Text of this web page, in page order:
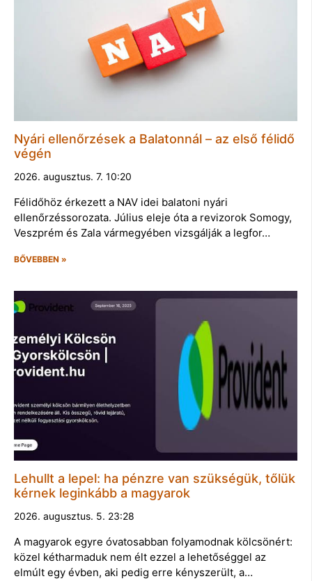
Nyári ellenőrzések a Balatonnál – az első félidő
végén
2026. augusztus. 7. 10:20
Félidőhöz érkezett a NAV idei balatoni nyári
ellenőrzéssorozata. Július eleje óta a revizorok Somogy,
Veszprém és Zala vármegyében vizsgálják a legfor…
BŐVEBBEN »
Lehullt a lepel: ha pénzre van szükségük, tőlük
kérnek leginkább a magyarok
2026. augusztus. 5. 23:28
A magyarok egyre óvatosabban folyamodnak kölcsönért:
közel kétharmaduk nem élt ezzel a lehetőséggel az
elmúlt egy évben, aki pedig erre kényszerült, a…